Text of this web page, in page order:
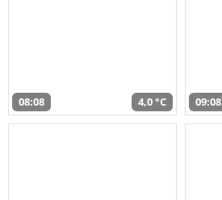
08:08 4,0 °C 09:08